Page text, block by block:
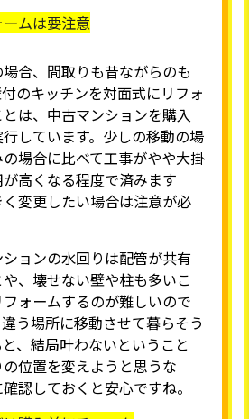
ムは要注意
合、間取りも昔ながらのも
のキッチンを対面式にリフォ
は、中古マンションを購入
しています。少しの移動の場
場合に比べて工事がやや大掛
高くなる程度で済みます
変更したい場合は注意が必
ョンの水回りは配管が共有
、壊せない壁や柱も多いこ
ォームするのが難しいので
う場所に移動させて暮らそう
、結局叶わないということ
位置を変えようと思うな
認しておくと安心ですね。